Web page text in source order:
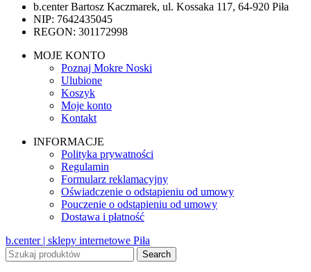
b.center Bartosz Kaczmarek, ul. Kossaka 117, 64-920 Piła
NIP: 7642435045
REGON: 301172998
MOJE KONTO
Poznaj Mokre Noski
Ulubione
Koszyk
Moje konto
Kontakt
INFORMACJE
Polityka prywatności
Regulamin
Formularz reklamacyjny
Oświadczenie o odstapieniu od umowy
Pouczenie o odstąpieniu od umowy
Dostawa i płatność
b.center | sklepy internetowe Piła
Search